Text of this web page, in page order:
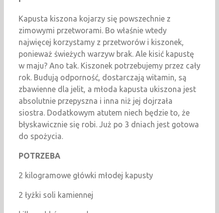
Kapusta kiszona kojarzy się powszechnie z
zimowymi przetworami. Bo właśnie wtedy
najwięcej korzystamy z przetworów i kiszonek,
ponieważ świeżych warzyw brak. Ale kisić kapustę
w maju? Ano tak. Kiszonek potrzebujemy przez cały
rok. Budują odporność, dostarczają witamin, są
zbawienne dla jelit, a młoda kapusta ukiszona jest
absolutnie przepyszna i inna niż jej dojrzała
siostra. Dodatkowym atutem niech będzie to, że
błyskawicznie się robi. Już po 3 dniach jest gotowa
do spożycia.
POTRZEBA
2 kilogramowe główki młodej kapusty
2 łyżki soli kamiennej